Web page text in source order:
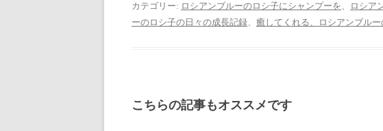
カテゴリー: ロシアンブルーのロシ子にシャンプーを、 ロシア
ーのロシ子の日々の成長記録、 癒してくれる、ロシアンブル
こちらの記事もオススメです